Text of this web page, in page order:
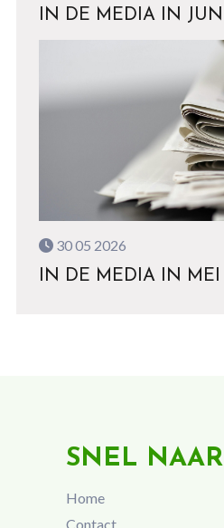
IN DE MEDIA IN JUNI
30 05 2026
IN DE MEDIA IN MEI
SNEL NAAR
Home
Contact